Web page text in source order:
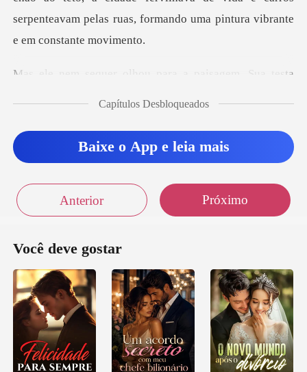
Sair
serpenteavam pelas
Capítulos Desbloqueados
Baixe o App e leia mais
Anterior Próximo
Você deve gostar